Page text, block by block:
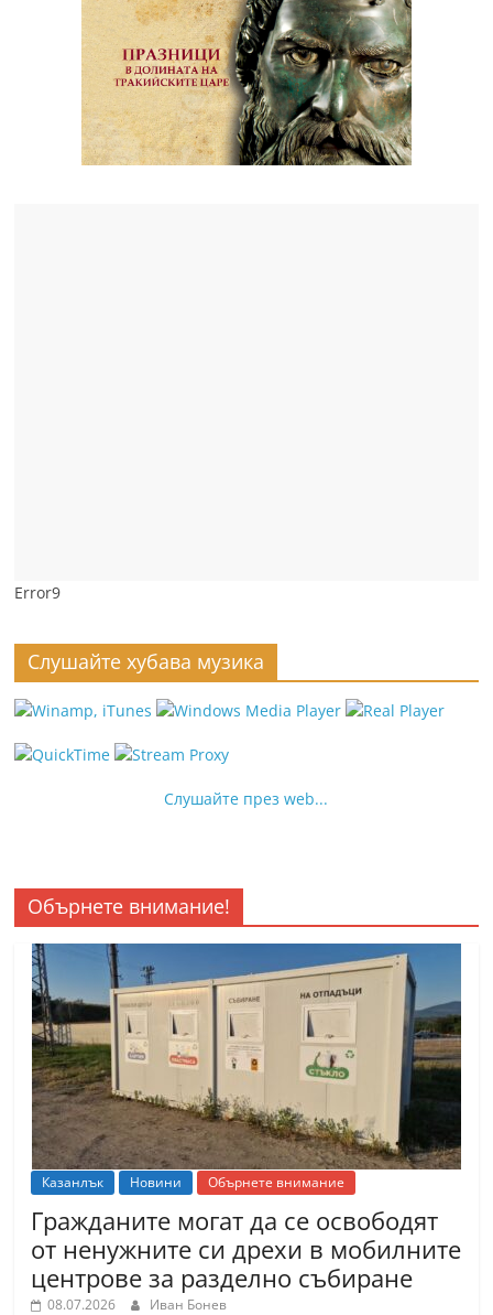
Error9
Слушайте хубава музика
Слушайте през web...
Обърнете внимание!
Казанлък Новини Обърнете внимание
Гражданите могат да се освободят
от ненужните си дрехи в мобилните
центрове за разделно събиране
08.07.2026 Иван Бонев